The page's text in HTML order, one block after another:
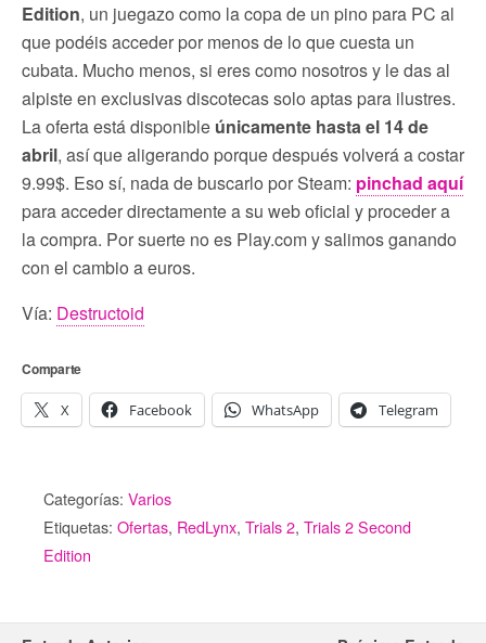
Edition, un juegazo como la copa de un pino para PC al
que podéis acceder por menos de lo que cuesta un
cubata. Mucho menos, si eres como nosotros y le das al
alpiste en exclusivas discotecas solo aptas para ilustres.
La oferta está disponible únicamente hasta el 14 de
abril, así que aligerando porque después volverá a costar
9.99$. Eso sí, nada de buscarlo por Steam: pinchad aquí
para acceder directamente a su web oficial y proceder a
la compra. Por suerte no es Play.com y salimos ganando
con el cambio a euros.
Vía: Destructoid
Comparte
X Facebook WhatsApp Telegram
Categorías: Varios
Etiquetas: Ofertas, RedLynx, Trials 2, Trials 2 Second
Edition